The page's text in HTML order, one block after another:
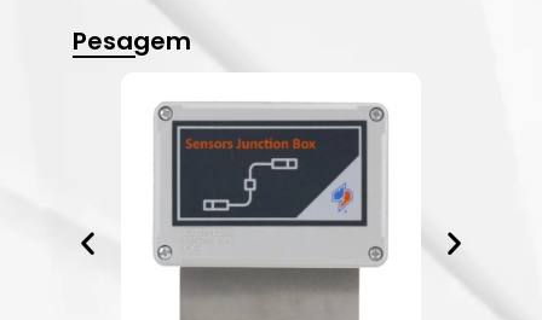
Pesagem